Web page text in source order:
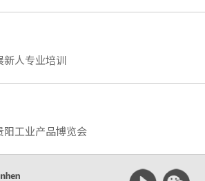
新人专业培训
阳工业产品博览会